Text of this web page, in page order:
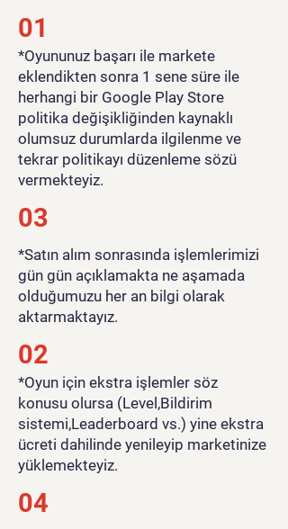
01
​*Oyununuz başarı ile markete
eklendikten sonra 1 sene süre ile
herhangi bir Google Play Store
politika değişikliğinden kaynaklı
olumsuz durumlarda ilgilenme ve
tekrar politikayı düzenleme sözü
vermekteyiz.
03
*Satın alım sonrasında işlemlerimizi
gün gün açıklamakta ne aşamada
olduğumuzu her an bilgi olarak
aktarmaktayız.
02
*Oyun için ekstra işlemler söz
konusu olursa (Level,Bildirim
sistemi,Leaderboard vs.) yine ekstra
ücreti dahilinde yenileyip marketinize
yüklemekteyiz.
04